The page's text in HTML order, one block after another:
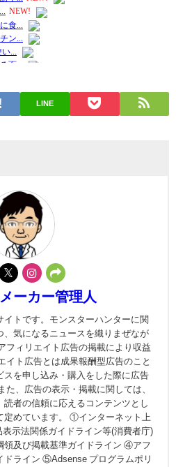
LINE
ーカー管理人
イトです。モンスターハンターに関
、気になるニュースを織りまぜなが
フィリエイト広告の掲載により収益
ト広告とは成果報酬型広告のこと
スを申し込み・購入をした際に広告
た、広告の表示・掲載に関しては、
読者の信頼に応えるコンテンツとし
定めています。 ①インターネット上
示法関係ガイドライン等(消費者庁)
及び掲載基準ガイドライン ④アフ
ドライン ⑤Adsense プログラムポリ